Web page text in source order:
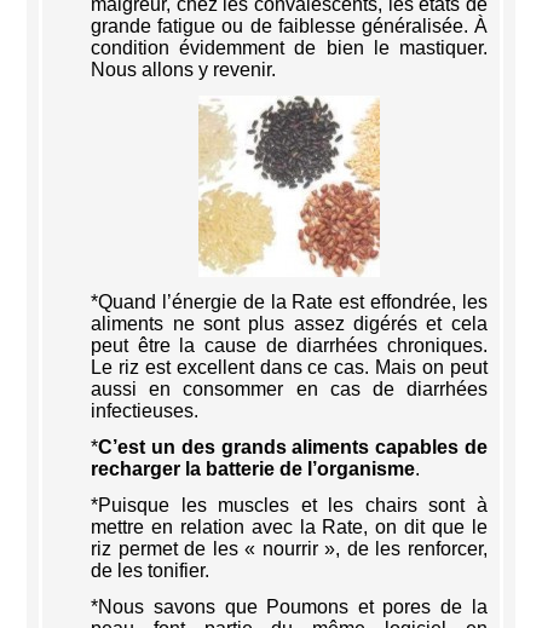
maigreur, chez les convalescents, les états de
grande fatigue ou de faiblesse généralisée. À
condition évidemment de bien le mastiquer.
Nous allons y revenir.
*Quand l’énergie de la Rate est effondrée, les
aliments ne sont plus assez digérés et cela
peut être la cause de diarrhées chroniques.
Le riz est excellent dans ce cas. Mais on peut
aussi en consommer en cas de diarrhées
infectieuses.
*C’est un des grands aliments capables de
recharger la batterie de l’organisme.
*Puisque les muscles et les chairs sont à
mettre en relation avec la Rate, on dit que le
riz permet de les « nourrir », de les renforcer,
de les tonifier.
*Nous savons que Poumons et pores de la